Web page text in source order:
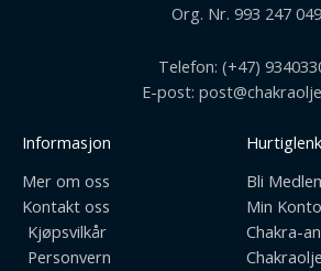
Org. Nr. 993 247 049
Telefon: (+47)
E-post:
Informasjon
Mer om oss
Kontakt oss
Kjøpsvilkår
Personvern
Bli
Min Konto
Chakra-